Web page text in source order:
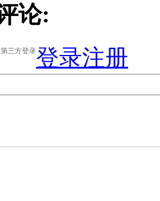
论:
第三方登录登录注册